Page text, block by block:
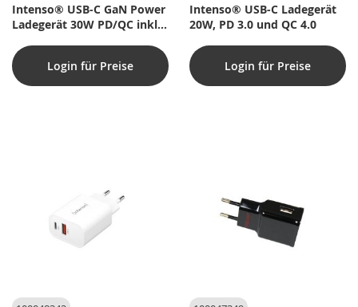
Intenso® USB-C GaN Power
Ladegerät 30W PD/QC inkl.
Login für Preise
Intenso® USB-C Ladegerät
20W, PD 3.0 und QC 4.0
Login für Preise